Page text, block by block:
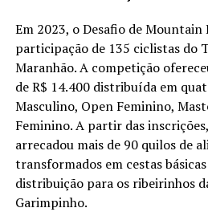
Em 2023, o Desafio de
participação de 135 ciclistas do
Maranhão. A competição
de R$ 14.400 distribuída em
Masculino, Open Feminino,
Feminino. A partir das
arrecadou mais de 90 quilos de
transformados em cestas
distribuição para os ribeirinhos
Garimpinho.